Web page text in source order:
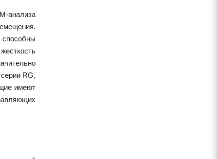
анализа
RG,
имеют